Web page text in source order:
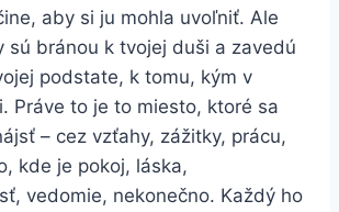
aby si ju mohla uvoľniť. Ale
sú bránou k tvojej duši a zavedú
podstate, k tomu, kým v
Práve to je to miesto, ktoré sa
– cez vzťahy, zážitky, prácu,
kde je pokoj, láska,
vedomie, nekonečno. Každý ho